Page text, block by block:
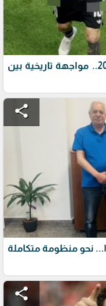
مباراة اسبانيا ضد الارجنتين .. نهائي مونديال 2026.. مواجهة تاريخية بين
share
نحو منظومة متكاملة
share